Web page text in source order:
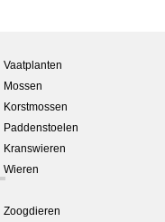
Vaatplanten
Mossen
Korstmossen
Paddenstoelen
Kranswieren
Wieren
Zoogdieren